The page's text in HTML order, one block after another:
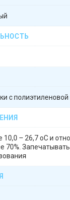
с полиэтиленовой
10,0 – 26,7 оС и
70%.